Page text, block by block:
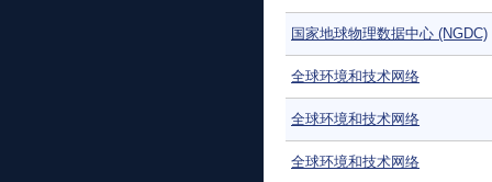
国家地球物理数据中心 (NGDC)
全球环境和技术网络
全球环境和技术网络
全球环境和技术网络